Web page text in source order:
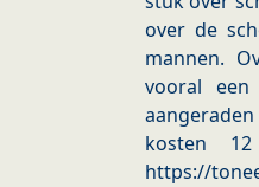
over de
mannen.
vooral
kosten
https://